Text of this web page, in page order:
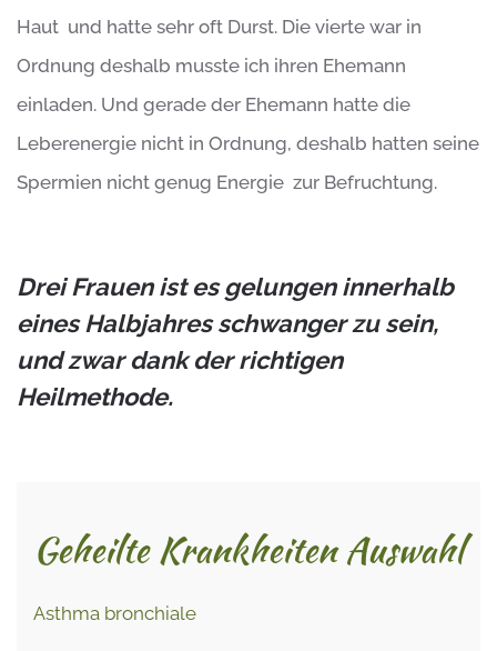
Haut und hatte sehr oft Durst. Die vierte war in
Ordnung deshalb musste ich ihren Ehemann
einladen. Und gerade der Ehemann hatte die
Leberenergie nicht in Ordnung, deshalb hatten seine
Spermien nicht genug Energie zur Befruchtung.
Drei Frauen ist es gelungen innerhalb
eines Halbjahres schwanger zu sein,
und zwar dank der richtigen
Heilmethode.
Geheilte Krankheiten Auswahl
Asthma bronchiale